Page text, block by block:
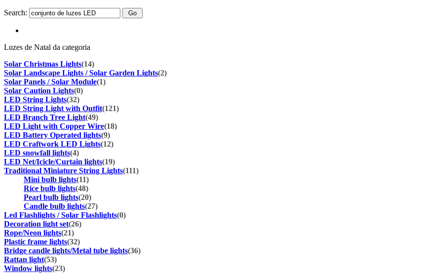
Search:
Luzes de Natal da categoria
Solar Christmas Lights(14)
Solar Landscape Lights / Solar Garden Lights(2)
Solar Panels / Solar Module(1)
Solar Caution Lights(0)
LED String Lights(32)
LED String Light with Outfit(121)
LED Branch Tree Light(49)
LED Light with Copper Wire(18)
LED Battery Operated lights(9)
LED Craftwork LED Lights(12)
LED snowfall lights(4)
LED Net/Icicle/Curtain lights(19)
Traditional Miniature String Lights(111)
Mini bulb lights(11)
Rice bulb lights(48)
Pearl bulb lights(20)
Candle bulb lights(27)
Led Flashlights / Solar Flashlights(0)
Decoration light set(26)
Rope/Neon lights(21)
Plastic frame lights(32)
Bridge candle lights/Metal tube lights(36)
Rattan light(53)
Window lights(23)